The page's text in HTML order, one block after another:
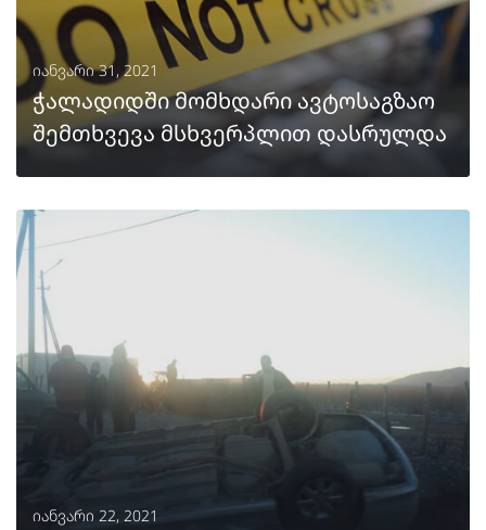
იანვარი 31, 2021
ჭალადიდში მომხდარი ავტოსაგზაო
შემთხვევა მსხვერპლით დასრულდა
იანვარი 22, 2021